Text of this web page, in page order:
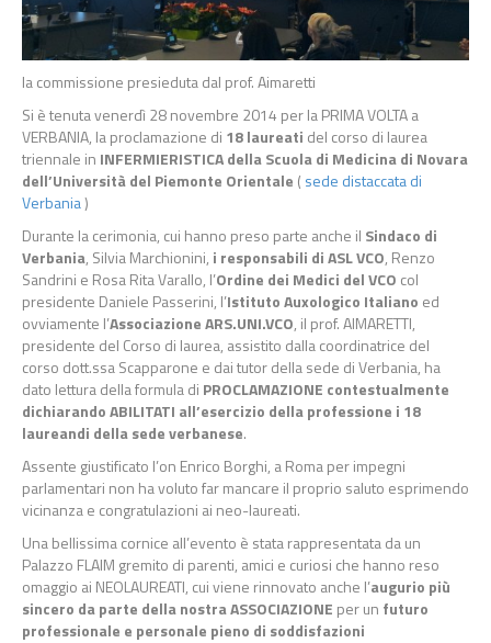
la commissione presieduta dal prof. Aimaretti
Si è tenuta venerdì 28 novembre 2014 per la PRIMA VOLTA a
VERBANIA, la proclamazione di 18 laureati del corso di laurea
triennale in INFERMIERISTICA della Scuola di Medicina di Novara
dell’Università del Piemonte Orientale ( sede distaccata di
Verbania)
Durante la cerimonia, cui hanno preso parte anche il Sindaco di
Verbania, Silvia Marchionini, i responsabili di ASL VCO, Renzo
Sandrini e Rosa Rita Varallo, l’Ordine dei Medici del VCO col
presidente Daniele Passerini, l’Istituto Auxologico Italiano ed
ovviamente l’Associazione ARS.UNI.VCO, il prof. AIMARETTI,
presidente del Corso di laurea, assistito dalla coordinatrice del
corso dott.ssa Scapparone e dai tutor della sede di Verbania, ha
dato lettura della formula di PROCLAMAZIONE contestualmente
dichiarando ABILITATI all’esercizio della professione i 18
laureandi della sede verbanese.
Assente giustificato l’on Enrico Borghi, a Roma per impegni
parlamentari non ha voluto far mancare il proprio saluto esprimendo
vicinanza e congratulazioni ai neo-laureati.
Una bellissima cornice all’evento è stata rappresentata da un
Palazzo FLAIM gremito di parenti, amici e curiosi che hanno reso
omaggio ai NEOLAUREATI, cui viene rinnovato anche l’augurio più
sincero da parte della nostra ASSOCIAZIONE per un futuro
professionale e personale pieno di soddisfazioni